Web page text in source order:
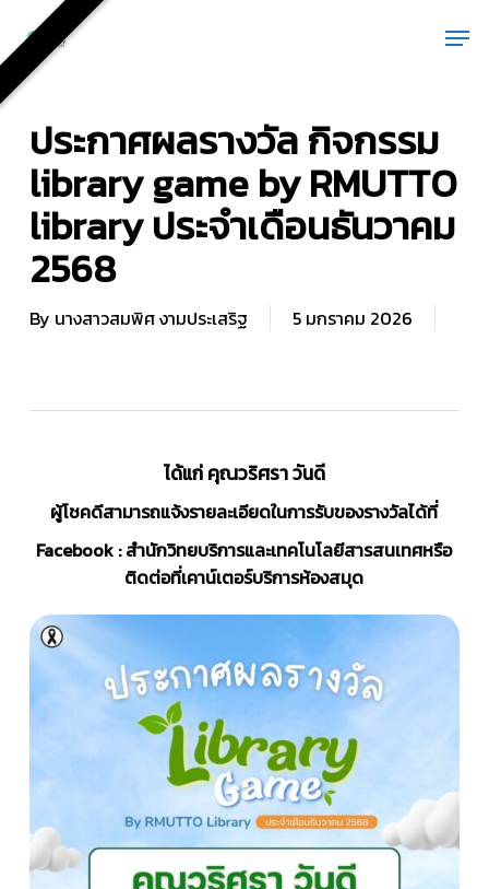
main
content
ประกาศผลรางวัล กิจกรรม
library game by RMUTTO
library ประจำเดือนธันวาคม
2568
By นางสาวสมพิศ งามประเสริฐ 5 มกราคม 2026
ได้แก่ คุณวริศรา วันดี
ผู้โชคดีสามารถแจ้งรายละเอียดในการรับของรางวัลได้ที่
Facebook : สำนักวิทยบริการและเทคโนโลยีสารสนเทศหรือ
ติดต่อที่เคาน์เตอร์บริการห้องสมุด